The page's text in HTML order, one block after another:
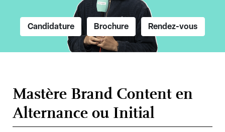
Candidature Brochure Rendez-vous
Mastère Brand Content en
Alternance ou Initial